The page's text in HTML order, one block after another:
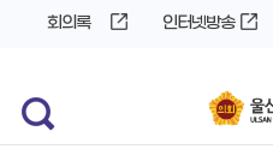
회의록 인터넷방송